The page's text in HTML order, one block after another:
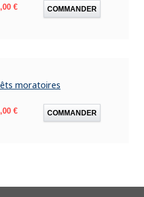
€ COMMANDER
moratoires
€ COMMANDER